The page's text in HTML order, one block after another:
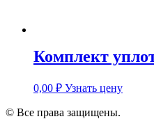
Комплект
0,00 ₽ Узнать цену
© Все права защищены.